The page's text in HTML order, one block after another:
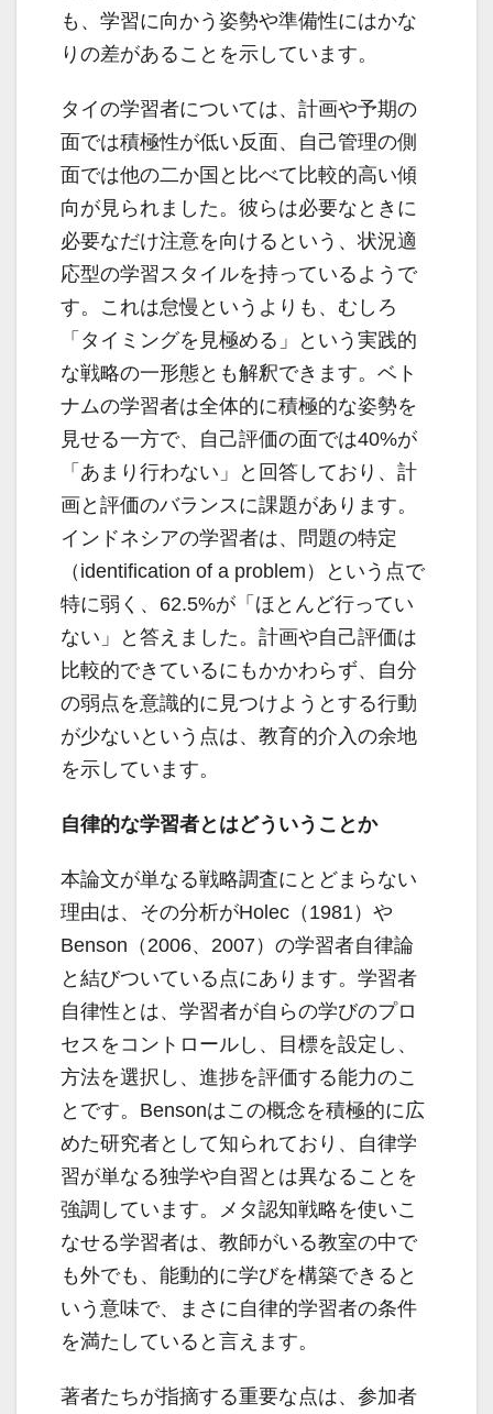
も、学習に向かう姿勢や準備性にはかな
りの差があることを示しています。
タイの学習者については、計画や予期の
面では積極性が低い反面、自己管理の側
面では他の二か国と比べて比較的高い傾
向が見られました。彼らは必要なときに
必要なだけ注意を向けるという、状況適
応型の学習スタイルを持っているようで
す。これは怠慢というよりも、むしろ
「タイミングを見極める」という実践的
な戦略の一形態とも解釈できます。ベト
ナムの学習者は全体的に積極的な姿勢を
見せる一方で、自己評価の面では40%が
「あまり行わない」と回答しており、計
画と評価のバランスに課題があります。
インドネシアの学習者は、問題の特定
（identification of a problem）という点で
特に弱く、62.5%が「ほとんど行ってい
ない」と答えました。計画や自己評価は
比較的できているにもかかわらず、自分
の弱点を意識的に見つけようとする行動
が少ないという点は、教育的介入の余地
を示しています。
自律的な学習者とはどういうことか
本論文が単なる戦略調査にとどまらない
理由は、その分析がHolec（1981）や
Benson（2006、2007）の学習者自律論
と結びついている点にあります。学習者
自律性とは、学習者が自らの学びのプロ
セスをコントロールし、目標を設定し、
方法を選択し、進捗を評価する能力のこ
とです。Bensonはこの概念を積極的に広
めた研究者として知られており、自律学
習が単なる独学や自習とは異なることを
強調しています。メタ認知戦略を使いこ
なせる学習者は、教師がいる教室の中で
も外でも、能動的に学びを構築できると
いう意味で、まさに自律的学習者の条件
を満たしていると言えます。
著者たちが指摘する重要な点は、参加者